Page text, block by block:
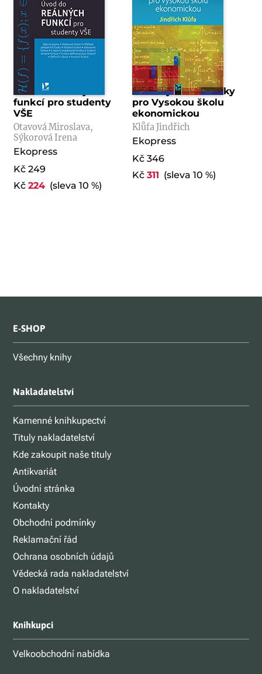
Úvod do reálných
funkcí pro studenty
VŠE
Otavová Miroslava,
Sýkorová Irena
Ekopress
Kč 249
Kč 224(sleva 10 %)
Základy matematiky
pro Vysokou školu
ekonomickou
Klůfa Jindřich
Ekopress
Kč 346
Kč 311 (sleva 10 %)
E-SHOP
Všechny knihy
Nakladatelství
Kamenné knihkupectví
Tituly nakladatelství
Kde zakoupit naše tituly
Antikvariát
Úvodní stránka
Kontakty
Obchodní podmínky
Reklamační řád
Ochrana osobních údajů
Vědecká rada nakladatelství
O nakladatelství
Knihkupci
Velkoobchodní nabídka